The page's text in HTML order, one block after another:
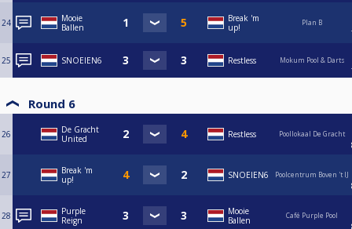
24
Mooie
Ballen
Break 'm
up!
Plan B
25 SNOEIEN6 Restless Mokum Pool & Darts
Round 6
26
De Gracht
United
Restless Poollokaal De Gracht
27
Break 'm
up!
SNOEIEN6 Poolcentrum Boven 't IJ
28
Purple
Reign
Mooie
Ballen
Café Purple Pool